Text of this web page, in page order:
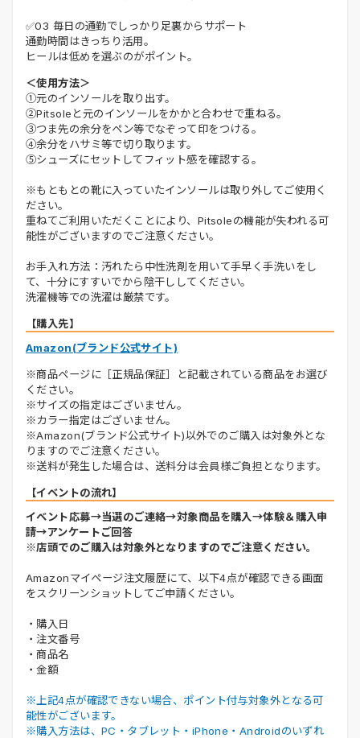
✅03 毎日の通勤でしっかり足裏からサポート
通勤時間はきっちり活用。
ヒールは低めを選ぶのがポイント。
＜使用方法＞
①元のインソールを取り出す。
②Pitsoleと元のインソールをかかと合わせで重ねる。
③つま先の余分をペン等でなぞって印をつける。
④余分をハサミ等で切り取ります。
⑤シューズにセットしてフィット感を確認する。
※もともとの靴に入っていたインソールは取り外してご使用く
ださい。
重ねてご利用いただくことにより、Pitsoleの機能が失われる可
能性がございますのでご注意ください。
お手入れ方法：汚れたら中性洗剤を用いて手早く手洗いをし
て、十分にすすいでから陰干ししてください。
洗濯機等での洗濯は厳禁です。
【購入先】
Amazon(ブランド公式サイト)
※商品ページに［正規品保証］と記載されている商品をお選び
ください。
※サイズの指定はございません。
※カラー指定はございません。
※Amazon(ブランド公式サイト)以外でのご購入は対象外とな
りますのでご注意ください。
※送料が発生した場合は、送料分は会員様ご負担となります。
【イベントの流れ】
イベント応募→当選のご連絡→対象商品を購入→体験＆購入申
請→アンケートご回答
※店頭でのご購入は対象外となりますのでご注意ください。
Amazonマイページ注文履歴にて、以下4点が確認できる画面
をスクリーンショットしてご申請ください。
・購入日
・注文番号
・商品名
・金額
※上記4点が確認できない場合、ポイント付与対象外となる可
能性がございます。
※購入方法は、PC・タブレット・iPhone・Androidのいずれ